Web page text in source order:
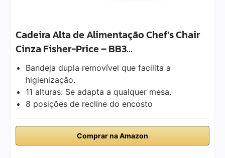
Cadeira Alta de Alimentação Chef’s Chair
Cinza Fisher-Price – BB3…
Bandeja dupla removível que facilita a
higienização.
11 alturas: Se adapta a qualquer mesa.
8 posições de recline do encosto
Comprar na Amazon